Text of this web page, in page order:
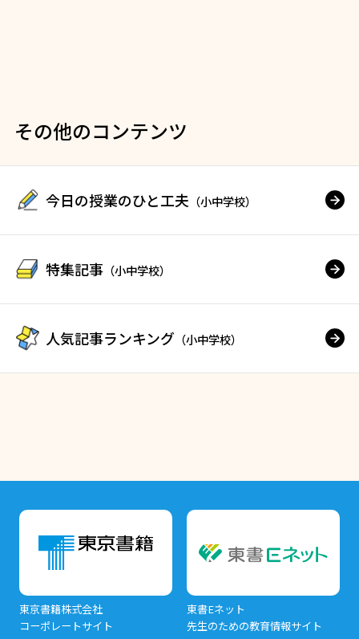
その他のコンテンツ
今日の授業のひと工夫 （小中学校）
特集記事 （小中学校）
人気記事ランキング （小中学校）
東京書籍株式会社
コーポレートサイト
東書Eネット
先生のための教育情報サイト